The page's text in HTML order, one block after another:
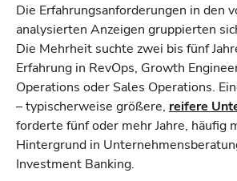
Die Erfahrungsanforderungen in den
analysierten Anzeigen gruppierten
Die Mehrheit suchte zwei bis fünf
Erfahrung in RevOps, Growth
Operations oder Sales Operations.
– typischerweise größere, reifere
forderte fünf oder mehr Jahre, häufig
Hintergrund in
Investment Banking.